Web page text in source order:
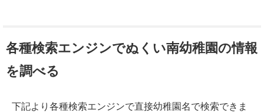
各種検索エンジンでぬくい南幼稚園の情報
を調べる
下記より各種検索エンジンで直接幼稚園名で検索できま